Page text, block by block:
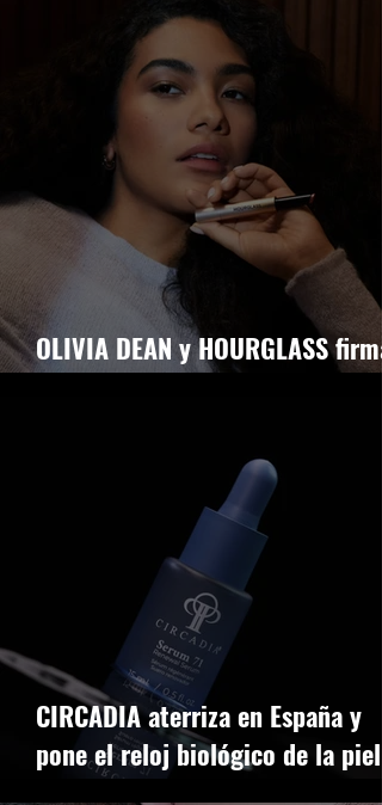
OLIVIA DEAN y HOURGLASS
el lip combo del verano
CIRCADIA aterriza en España y
pone el reloj biológico de la piel